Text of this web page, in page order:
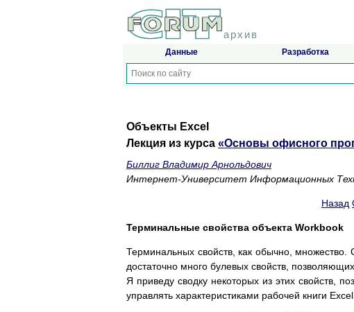
архив
Данные Разработка
Объекты Excel
Лекция из курса «Основы офисного
Биллиг Владимир Арнольдович
Интернет-Университет Информационных
Назад
Терминальные свойства объекта Workbook
Терминальных свойств, как обычно,
достаточно много булевых свойств,
Я приведу сводку некоторых из этих свойств,
управлять характеристиками рабочей книги